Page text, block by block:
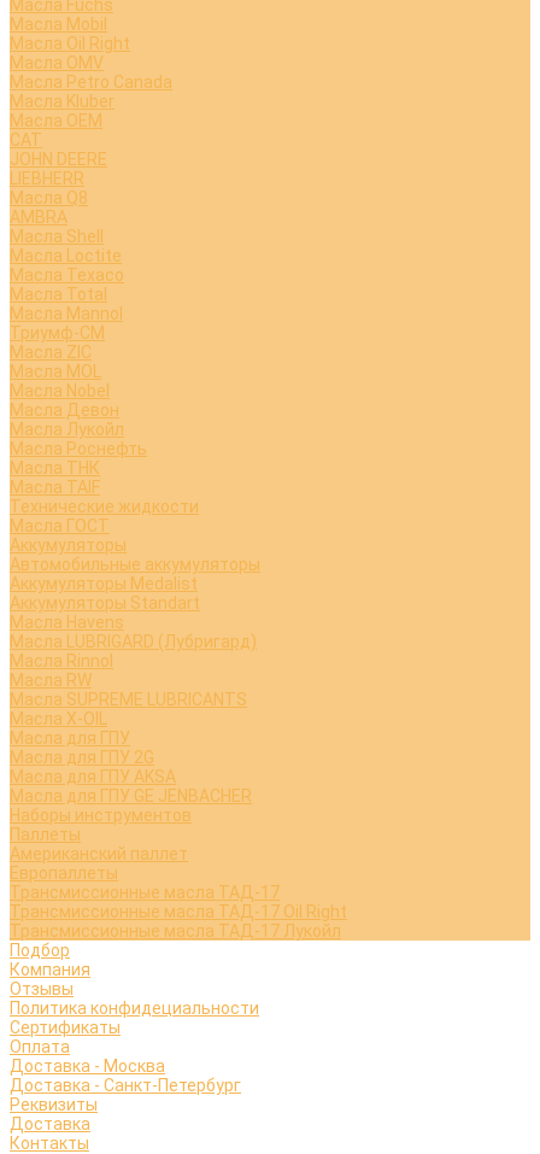
Масла Fuchs
Масла Mobil
Масла Oil Right
Масла OMV
Масла Petro Canada
Масла Kluber
Масла OEM
CAT
JOHN DEERE
LIEBHERR
Масла Q8
AMBRA
Масла Shell
Масла Loctite
Масла Texaco
Масла Total
Масла Mannol
Триумф-СМ
Масла ZIC
Масла MOL
Масла Nobel
Масла Девон
Масла Лукойл
Масла Роснефть
Масла ТНК
Масла TAIF
Технические жидкости
Масла ГОСТ
Аккумуляторы
Автомобильные аккумуляторы
Аккумуляторы Medalist
Аккумуляторы Standart
Масла Havens
Масла LUBRIGARD (Лубригард)
Масла Rinnol
Масла RW
Масла SUPREME LUBRICANTS
Масла X-OIL
Масла для ГПУ
Масла для ГПУ 2G
Масла для ГПУ AKSA
Масла для ГПУ GE JENBACHER
Наборы инструментов
Паллеты
Американский паллет
Европаллеты
Трансмиссионные масла ТАД-17
Трансмиссионные масла ТАД-17 Oil Right
Трансмиссионные масла ТАД-17 Лукойл
Подбор
Компания
Отзывы
Политика конфидециальности
Сертификаты
Оплата
Доставка - Москва
Доставка - Санкт-Петербург
Реквизиты
Доставка
Контакты